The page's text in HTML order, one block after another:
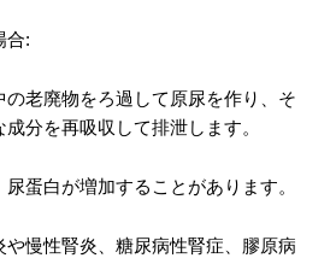
合:
老廃物をろ過して原尿を作り、そ
分を再吸収して排泄します。
蛋白が増加することがあります。
や慢性腎炎、糖尿病性腎症、膠原病